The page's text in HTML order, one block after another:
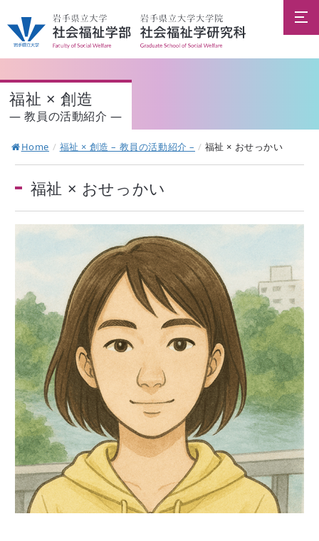
福祉 × 創造
― 教員の活動紹介 ―
Home / 福祉 × 創造 – 教員の活動紹介 – / 福祉 × おせっかい
福祉 × おせっかい